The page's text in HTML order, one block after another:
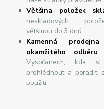
Většina položek
neskladových
většinou do 3 dnů.
Kamenná
okamžitého odběru
Vysočanech, kde
prohlédnout a poradit
použití.